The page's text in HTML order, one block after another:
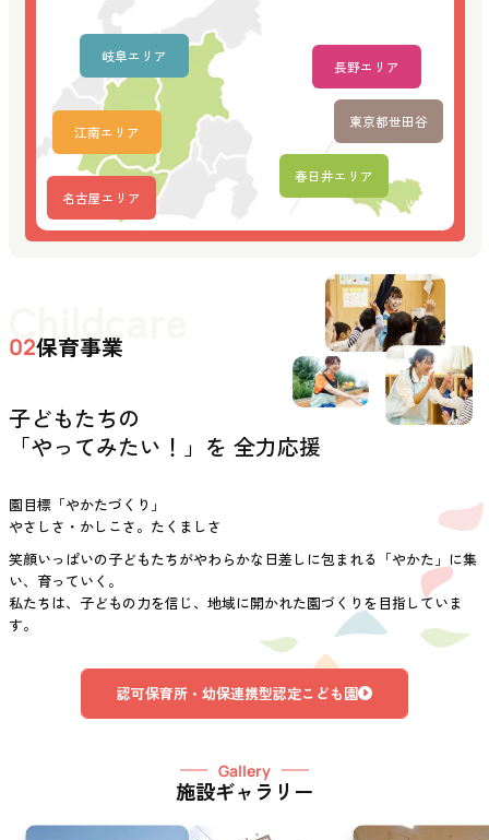
名古屋エリア
江南エリア
春日井エリア
岐阜エリア
長野エリア
東京都世田谷
Childcare
02保育事業
子どもたちの
「やってみたい！」を 全力応援
園目標「やかたづくり」
やさしさ・かしこさ。たくましさ
笑顔いっぱいの子どもたちがやわらかな日差しに包まれる「やかた」に集
い、育っていく。
私たちは、子どもの力を信じ、地域に開かれた園づくりを目指していま
す。
認可保育所・幼保連携型認定こども園
Gallery
施設ギャラリー